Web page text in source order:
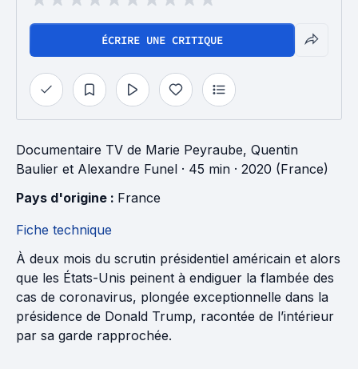
ÉCRIRE UNE CRITIQUE
Documentaire TV de Marie Peyraube, Quentin
Baulier et Alexandre Funel · 45 min · 2020 (France)
Pays d'origine : France
Fiche technique
À deux mois du scrutin présidentiel américain et alors
que les États-Unis peinent à endiguer la flambée des
cas de coronavirus, plongée exceptionnelle dans la
présidence de Donald Trump, racontée de l’intérieur
par sa garde rapprochée.